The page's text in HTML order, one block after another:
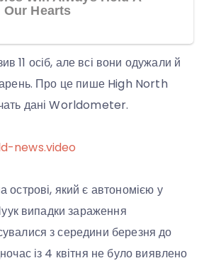
11 осіб, але всі вони одужали й
Про це пише High North
дані Worldometer.
news.video
острові, який є автономією у
випадки зараження
з середини березня до
із 4 квітня не було виявлено